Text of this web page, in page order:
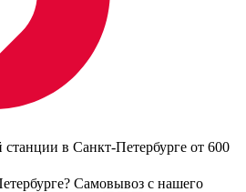
в Санкт-Петербурге от 600
Самовывоз с нашего